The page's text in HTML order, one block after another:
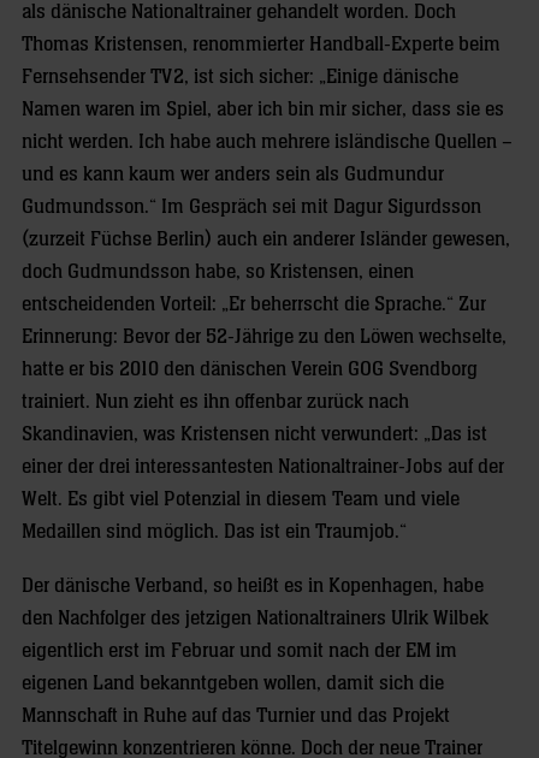
als dänische Nationaltrainer gehandelt worden. Doch
Thomas Kristensen, renommierter Handball-Experte beim
Fernsehsender TV 2, ist sich sicher: „Einige dänische
Namen waren im Spiel, aber ich bin mir sicher, dass sie es
nicht werden. Ich habe auch mehrere isländische Quellen –
und es kann kaum wer anders sein als Gudmundur
Gudmundsson.“ Im Gespräch sei mit Dagur Sigurdsson
(zurzeit Füchse Berlin) auch ein anderer Isländer gewesen,
doch Gudmundsson habe, so Kristensen, einen
entscheidenden Vorteil: „Er beherrscht die Sprache.“ Zur
Erinnerung: Bevor der 52-Jährige zu den Löwen wechselte,
hatte er bis 2010 den dänischen Verein GOG Svendborg
trainiert. Nun zieht es ihn offenbar zurück nach
Skandinavien, was Kristensen nicht verwundert: „Das ist
einer der drei interessantesten Nationaltrainer-Jobs auf der
Welt. Es gibt viel Potenzial in diesem Team und viele
Medaillen sind möglich. Das ist ein Traumjob.“
Der dänische Verband, so heißt es in Kopenhagen, habe
den Nachfolger des jetzigen Nationaltrainers Ulrik Wilbek
eigentlich erst im Februar und somit nach der EM im
eigenen Land bekanntgeben wollen, damit sich die
Mannschaft in Ruhe auf das Turnier und das Projekt
Titelgewinn konzentrieren könne. Doch der neue Trainer